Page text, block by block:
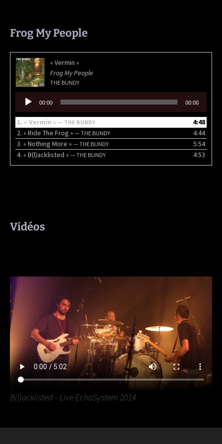
Frog My People
« Vermin »
Frog My People
THE BUNDY
Lecteur
audio
00:00 00:00
1. « Vermin » — THE BUNDY
4:48
2. « Ride The Frog » — THE BUNDY
4:44
3. « Nothing More » — THE BUNDY
5:54
4. « B(l)acklisted » — THE BUNDY 4:53
Vidéos
B(l)acklisted - Live EchoSystem 2014